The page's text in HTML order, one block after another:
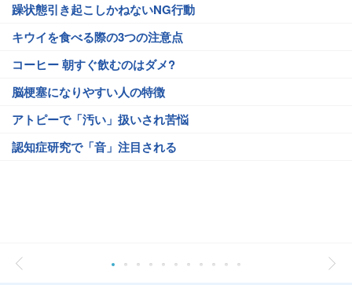
躁状態引き起こしかねないNG行動
キウイを食べる際の3つの注意点
コーヒー 朝すぐ飲むのはダメ?
脳梗塞になりやすい人の特徴
アトピーで「汚い」扱いされ苦悩
認知症研究で「音」注目される